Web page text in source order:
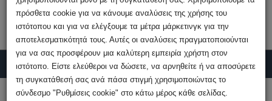
Υποβολή Καταγγελίας
πρόσθετα cookie για να κάνουμε αναλύσεις της χρήσης του
ιστότοπου και για να ελέγξουμε τα μέτρα μάρκετινγκ για την
αποτελεσματικότητά τους. Αυτές οι αναλύσεις πραγματοποιούνται
για να σας προσφέρουν μια καλύτερη εμπειρία χρήστη στον
ιστότοπο. Είστε ελεύθεροι να δώσετε, να αρνηθείτε ή να αποσύρετε
τη συγκατάθεσή σας ανά πάσα στιγμή χρησιμοποιώντας το
σύνδεσμο "Ρυθμίσεις cookie" στο κάτω μέρος κάθε σελίδας.